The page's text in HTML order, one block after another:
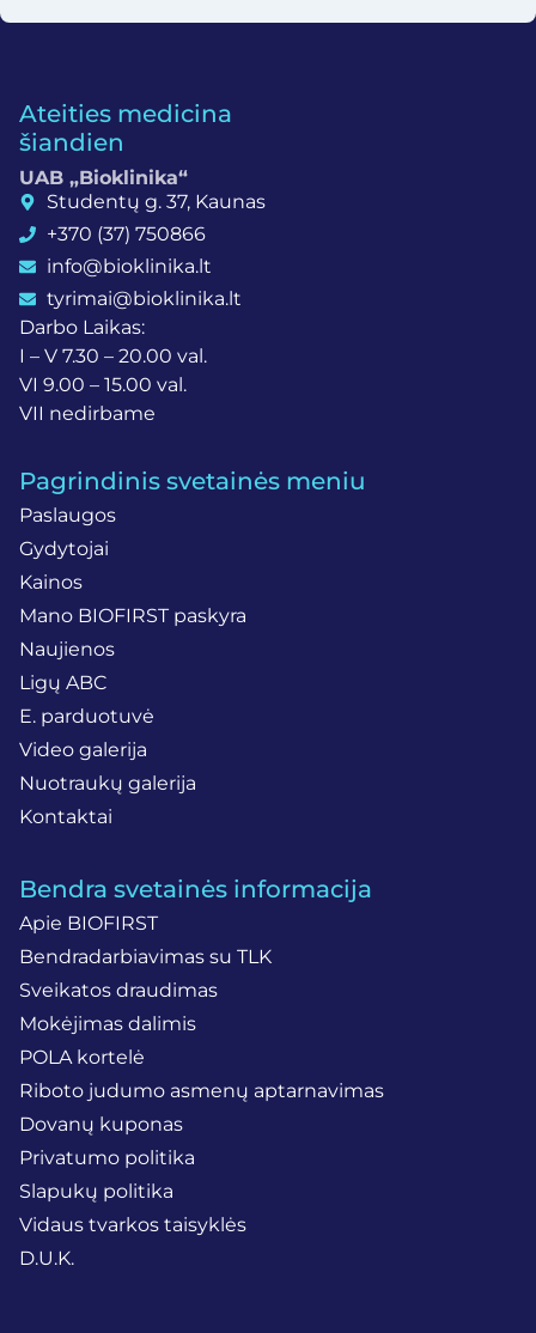
Ateities medicina
šiandien
UAB „Bioklinika“
Studentų g. 37, Kaunas
+370 (37) 750866
info@bioklinika.lt
tyrimai@bioklinika.lt
Darbo Laikas:
I – V 7.30 – 20.00 val.
VI 9.00 – 15.00 val.
VII nedirbame
Pagrindinis svetainės meniu
Paslaugos
Gydytojai
Kainos
Mano BIOFIRST paskyra
Naujienos
Ligų ABC
E. parduotuvė
Video galerija
Nuotraukų galerija
Kontaktai
Bendra svetainės informacija
Apie BIOFIRST
Bendradarbiavimas su TLK
Sveikatos draudimas
Mokėjimas dalimis
POLA kortelė
Riboto judumo asmenų aptarnavimas
Dovanų kuponas
Privatumo politika
Slapukų politika
Vidaus tvarkos taisyklės
D.U.K.